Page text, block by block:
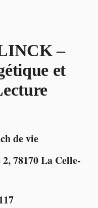
–
et
de vie
2, 78170 La Celle-